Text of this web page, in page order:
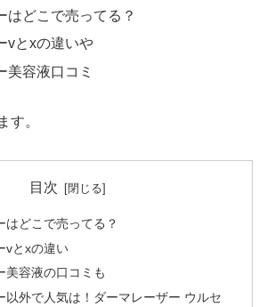
はどこで売ってる？
vとxの違いや
美容液口コミ
す。
目次
はどこで売ってる？
vとxの違い
美容液の口コミも
以外で人気は！ダーマレーザー ウルセ